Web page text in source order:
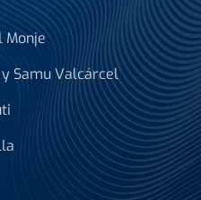
Monje
y Samu Valcárcel